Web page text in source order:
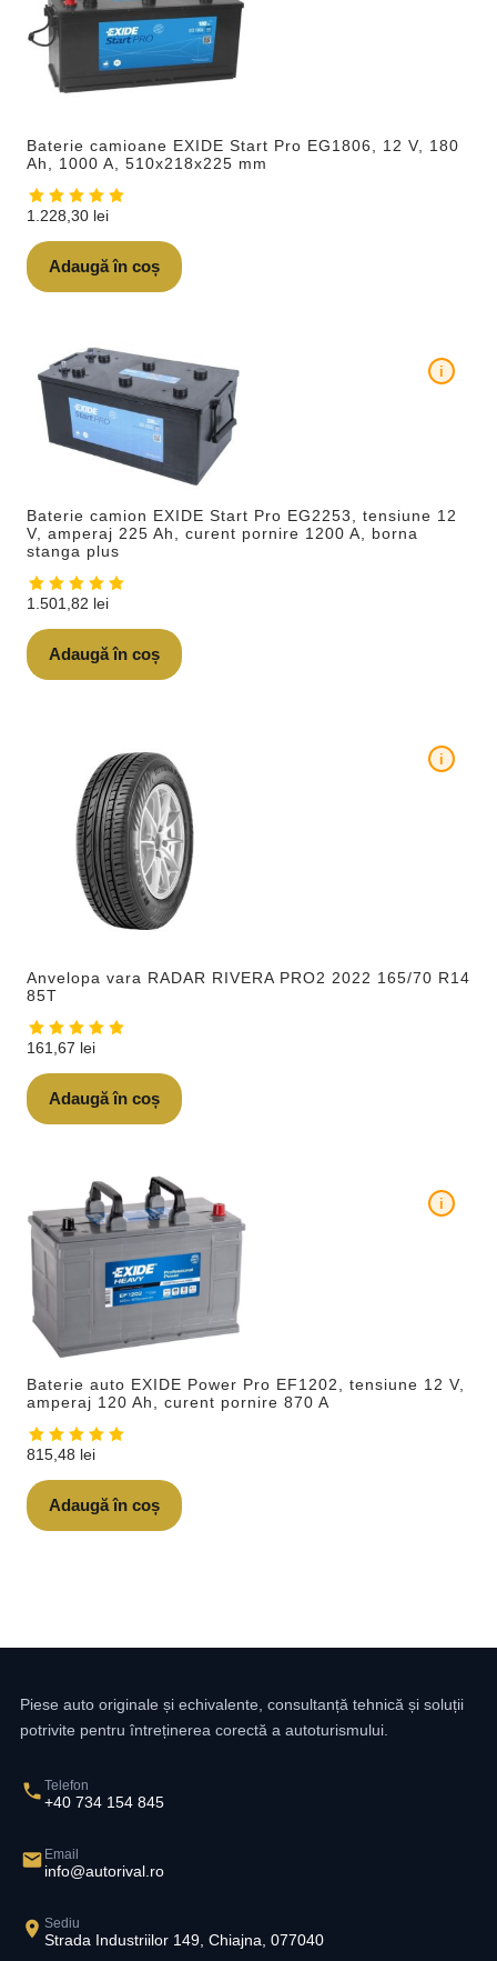
Baterie camioane EXIDE Start Pro EG1806, 12 V, 180
Ah, 1000 A, 510x218x225 mm
1.228,30 lei
Adaugă în coș
Baterie camion EXIDE Start Pro EG2253, tensiune 12
V, amperaj 225 Ah, curent pornire 1200 A, borna
stanga plus
i
1.501,82 lei
Adaugă în coș
Anvelopa vara RADAR RIVERA PRO2 2022 165/70 R14
85T
i
161,67 lei
Adaugă în coș
Baterie auto EXIDE Power Pro EF1202, tensiune 12 V,
amperaj 120 Ah, curent pornire 870 A
i
815,48 lei
Adaugă în coș
Piese auto originale și echivalente, consultanță tehnică și soluții
potrivite pentru întreținerea corectă a autoturismului.
Telefon
+40 734 154 845
Email
info@autorival.ro
Sediu
Strada Industriilor 149, Chiajna, 077040